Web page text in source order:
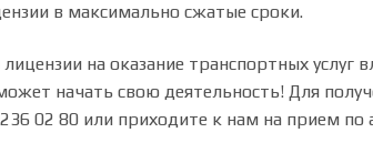
в максимально сжатые сроки.
на оказание транспортных
начать свою деятельность! Для
02 80 или приходите к нам на прием по